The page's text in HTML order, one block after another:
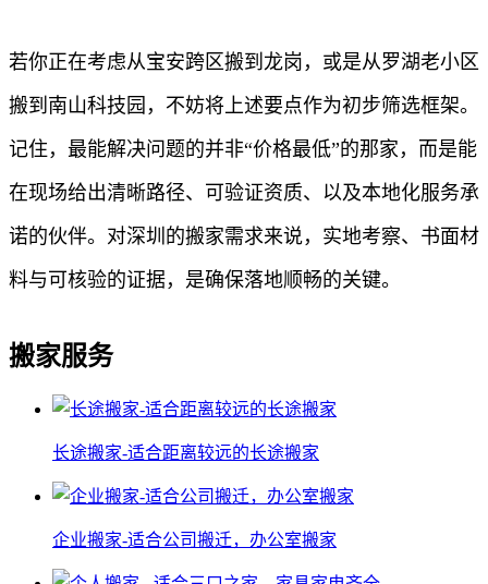
若你正在考虑从宝安跨区搬到龙岗，或是从罗湖老小区
搬到南山科技园，不妨将上述要点作为初步筛选框架。
记住，最能解决问题的并非“价格最低”的那家，而是能
在现场给出清晰路径、可验证资质、以及本地化服务承
诺的伙伴。对深圳的搬家需求来说，实地考察、书面材
料与可核验的证据，是确保落地顺畅的关键。
搬家服务
长途搬家-适合距离较远的长途搬家
企业搬家-适合公司搬迁，办公室搬家